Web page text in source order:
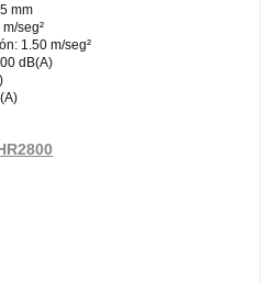
mm
seg²
1.50 m/seg²
dB(A)